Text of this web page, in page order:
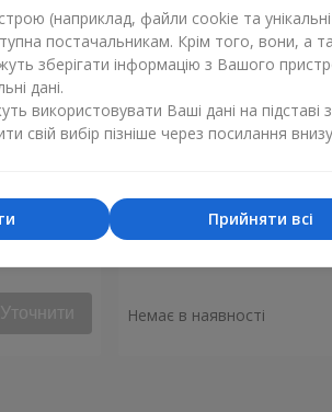
Уточнити Немає в наявності
(наприклад, файли cookie та унікальні
постачальникам. Крім того, вони, а
зберігати інформацію з Вашого
дані.
використовувати Ваші дані на підставі
свій вибір пізніше через посилання
Прийняти всі